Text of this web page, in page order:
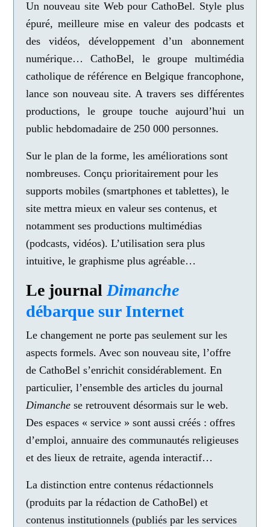
Un nouveau site Web pour CathoBel. Style plus
épuré, meilleure mise en valeur des podcasts et
des vidéos, développement d’un abonnement
numérique…
CathoBel, le groupe multimédia
catholique de référence en Belgique francophone,
lance son nouveau site. A travers ses différentes
productions, le groupe touche aujourd’hui un
public hebdomadaire de 250 000 personnes.
Sur le plan de la forme, les améliorations sont
nombreuses. Conçu prioritairement pour les
supports mobiles (smartphones et tablettes), le
site mettra mieux en valeur ses contenus, et
notamment ses productions multimédias
(podcasts, vidéos). L’utilisation sera plus
intuitive, le graphisme plus agréable…
Le journal Dimanche
débarque sur Internet
Le changement ne porte pas seulement sur les
aspects formels. Avec son nouveau site, l’offre
de CathoBel s’enrichit considérablement. En
particulier, l’ensemble des articles du journal
Dimanche se retrouvent désormais sur le web.
Des espaces « service » sont aussi créés : offres
d’emploi, annuaire des communautés religieuses
et des lieux de retraite, agenda interactif…
La distinction entre contenus rédactionnels
(produits par la rédaction de CathoBel) et
contenus institutionnels (publiés par les services